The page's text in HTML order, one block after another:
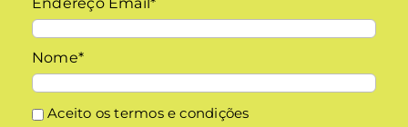
Nome*
Aceito ostermos e condições